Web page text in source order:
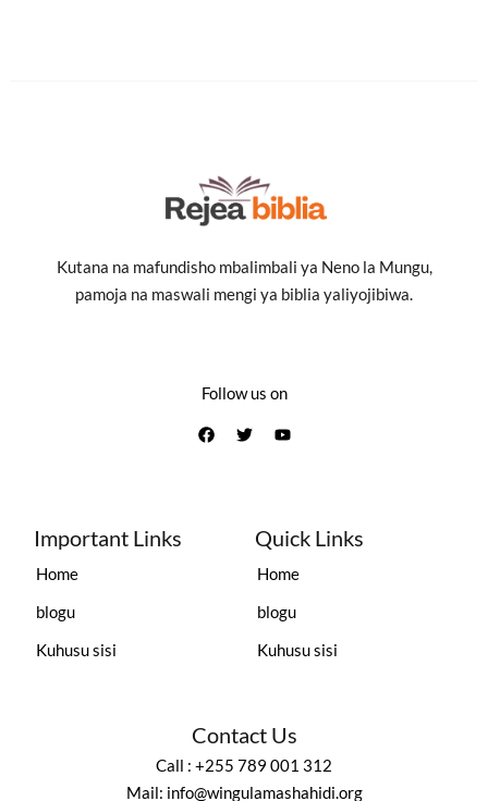
Kutana na mafundisho mbalimbali ya Neno la Mungu,
pamoja na maswali mengi ya biblia yaliyojibiwa.
Follow us on
Important Links
Home
blogu
Kuhusu sisi
Quick Links
Home
blogu
Kuhusu sisi
Contact Us
Call : +255 789 001 312
Mail: info@wingulamashahidi.org